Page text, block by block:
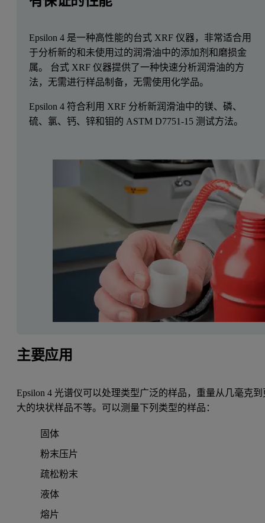
Epsilon 4 是一种高性能的台式 XRF 仪器，非常适合用
于分析新的和未使用过的润滑油中的添加剂和磨损金
属。 台式 XRF 仪器提供了一种快速分析润滑油的方
法，无需进行样品制备，无需使用化学品。
Epsilon 4 符合利用 XRF 分析新润滑油中的镁、磷、
硫、氯、钙、锌和钼的 ASTM D7751-15 测试方法。
主要应用
Epsilon 4 光谱仪可以处理类型广泛的样品，重量从几毫克到
大的块状样品不等。可以测量下列类型的样品：
固体
粉末压片
疏松粉末
液体
熔片